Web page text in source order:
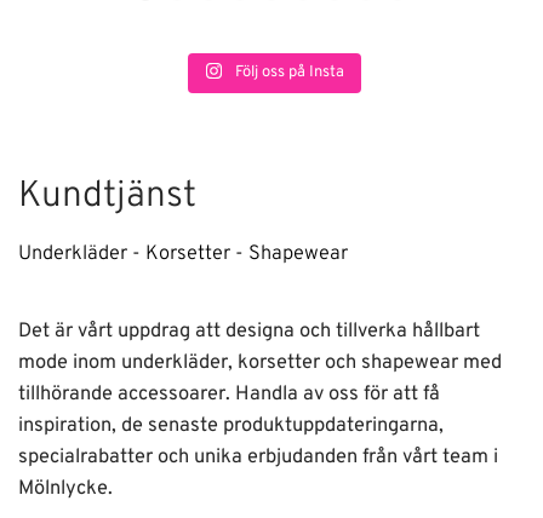
Följ oss på Insta
Kundtjänst
Underkläder - Korsetter - Shapewear
Det är vårt uppdrag att designa och tillverka hållbart
mode inom underkläder, korsetter och shapewear med
tillhörande accessoarer. Handla av oss för att få
inspiration, de senaste produktuppdateringarna,
specialrabatter och unika erbjudanden från vårt team i
Mölnlycke.